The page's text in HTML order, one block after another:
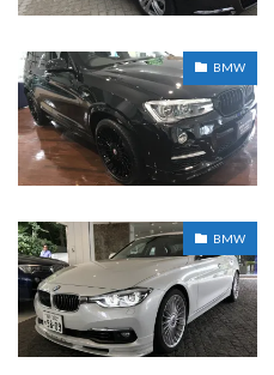
BMW
BMW